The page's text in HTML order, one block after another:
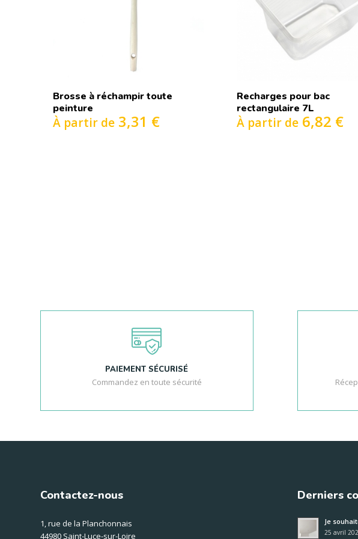
Brosse à réchampir toute
peinture
À partir de 3,31 €
Recharges pour bac
rectangulaire 7L
À partir de6,82 €
PAIEMENT SÉCURISÉ
Commandez en toute sécurité
Contactez-nous
1, rue de la Planchonnais
44980 Saint-Luce-sur-Loire
Derniers
Je
25 avril